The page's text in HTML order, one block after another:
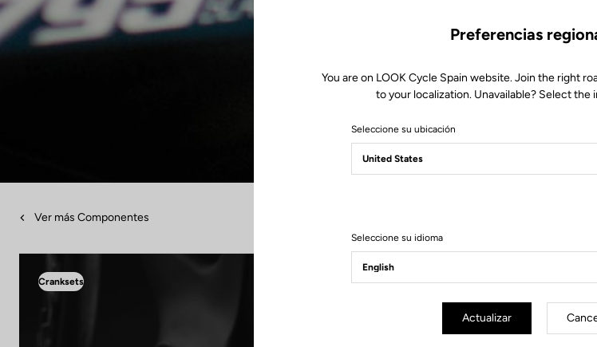
Ver más Componentes
Cranksets
Preferencias
You are on LOOK Cycle Spain website. Join the right
to your localization. Unavailable? Select the
Seleccione su ubicación
Seleccione su idioma
Actualizar